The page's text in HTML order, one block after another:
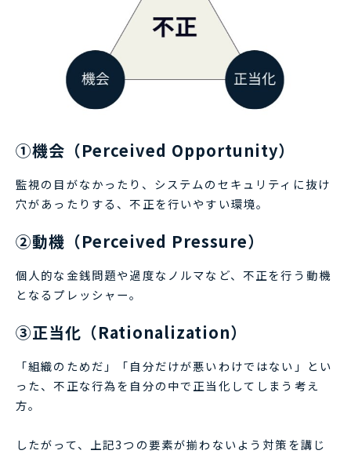
①機会（Perceived Opportunity）
監視の目がなかったり、システムのセキュリティに抜け
穴があったりする、不正を行いやすい環境。
②動機（Perceived Pressure）
個人的な金銭問題や過度なノルマなど、不正を行う動機
となるプレッシャー。
③正当化（Rationalization）
「組織のためだ」「自分だけが悪いわけではない」とい
った、不正な行為を自分の中で正当化してしまう考え
方。
したがって、上記3つの要素が揃わないよう対策を講じ